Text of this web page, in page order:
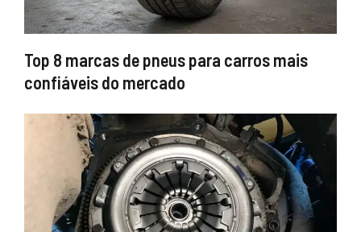
Top 8 marcas de pneus para carros mais
confiáveis do mercado